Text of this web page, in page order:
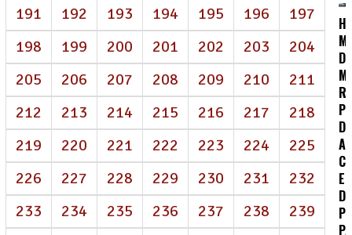
191
192 193 194 195 196
197
198
199 200 201 202 203
204
205
206 207 208 209 210
211
212
213 214 215 216 217
218
219
220 221 222 223 224
225
226
227 228 229 230 231
232
233
234 235 236 237 238
239
DE
E